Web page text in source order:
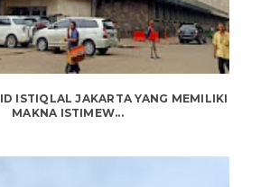
ISTIQLAL JAKARTA YANG MEMILIKI
MAKNA ISTIMEW...